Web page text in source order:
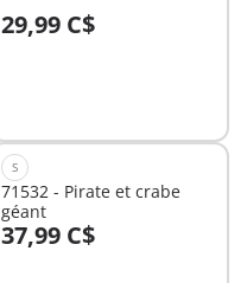
29,99 C$
Au panier
S
71532 - Pirate et crabe
géant
37,99 C$
Au panier